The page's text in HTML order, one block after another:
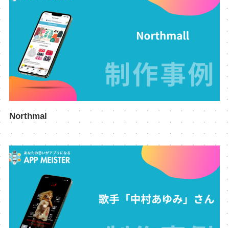
Northmal